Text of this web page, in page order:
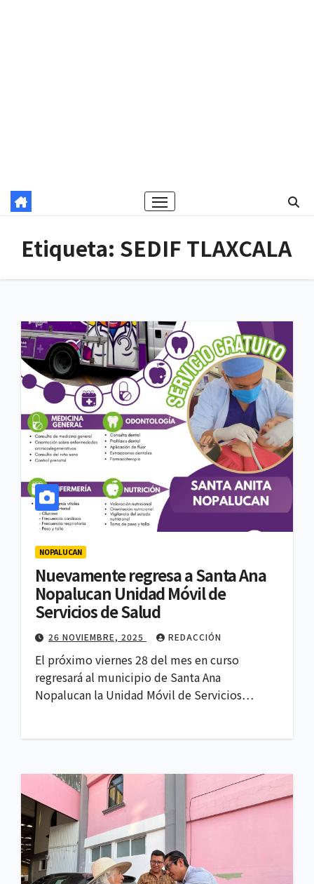
Etiqueta: SEDIF TLAXCALA
NOPALUCAN
Nuevamente regresa a Santa Ana
Nopalucan Unidad Móvil de
Servicios de Salud
26 NOVIEMBRE, 2025 REDACCIÓN
El próximo viernes 28 del mes en curso
regresará al municipio de Santa Ana
Nopalucan la Unidad Móvil de Servicios…